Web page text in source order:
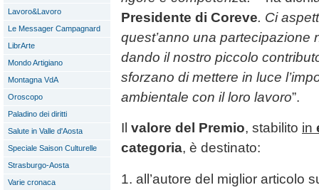
Lavoro&Lavoro
Le Messager Campagnard
LibrArte
Mondo Artigiano
Montagna VdA
Oroscopo
Paladino dei diritti
Salute in Valle d'Aosta
Speciale Saison Culturelle
Strasburgo-Aosta
Varie cronaca
Presidente di Coreve. Ci
quest’anno una partecipazione
dando il nostro piccolo
sforzano di mettere in luce
ambientale con il loro lavoro”.
Il valore del Premio, stabilito in
categoria, è destinato:
1. all’autore del miglior articolo